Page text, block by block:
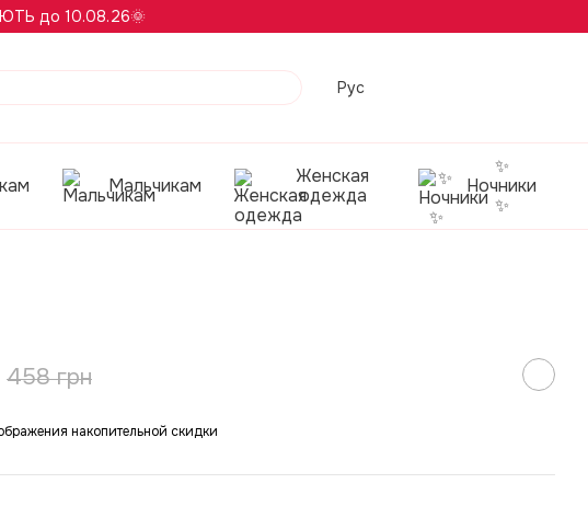
до 10.08.26🌞
Рус
Мальчикам
Женская
одежда
✨
Ночники
✨
458 грн
накопительной скидки